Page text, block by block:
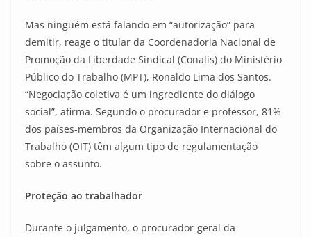
Mas ninguém está falando em “autorização” para
demitir, reage o titular da Coordenadoria Nacional de
Promoção da Liberdade Sindical (Conalis) do Ministério
Público do Trabalho (MPT), Ronaldo Lima dos Santos.
“Negociação coletiva é um ingrediente do diálogo
social”, afirma. Segundo o procurador e professor, 81%
dos países-membros da Organização Internacional do
Trabalho (OIT) têm algum tipo de regulamentação
sobre o assunto.
Proteção ao trabalhador
Durante o julgamento, o procurador-geral da